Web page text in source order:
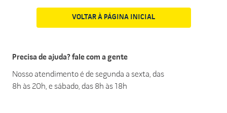
VOLTAR À PÁGINA INICIAL
Precisa de ajuda? fale com a gente
Nosso atendimento é de segunda a sexta, das
8h às 20h, e sábado, das 8h às 18h